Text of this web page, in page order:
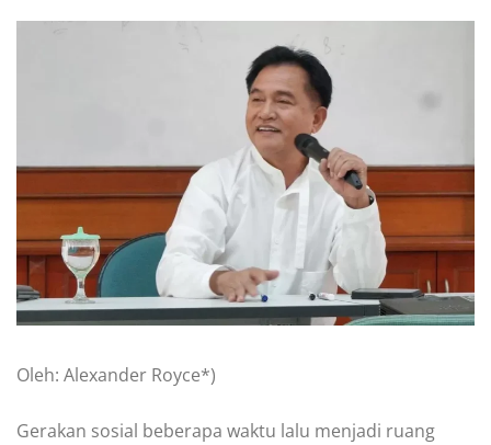
Oleh: Alexander Royce*)
Gerakan sosial beberapa waktu lalu menjadi ruang